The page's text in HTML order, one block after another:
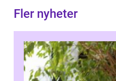
Fler nyheter